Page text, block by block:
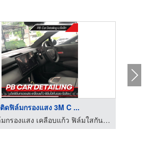
ติดฟิล์มกรองแสง 3M C ...
ร้านติดฟิล์มกรองแสง เคลือบแก้ว ฟิล์มใสกันรอย รังสิต